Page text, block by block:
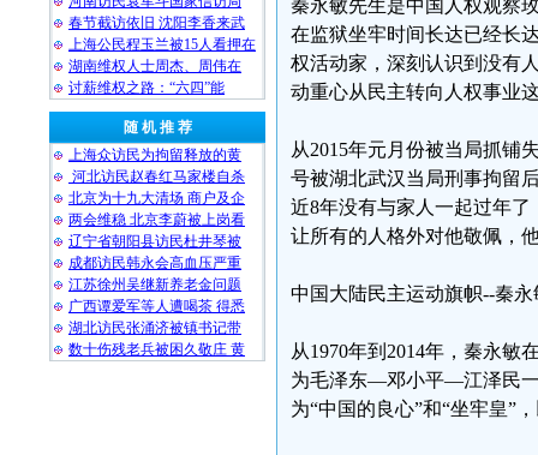
春节截访依旧 沈阳李香来武
上海公民程玉兰被15人看押在
湖南维权人士周杰、周伟在
讨薪维权之路：“六四”能
随 机 推 荐
上海众访民为拘留释放的黄
河北访民赵春红马家楼自杀
北京为十九大清场 商户及企
两会维稳 北京李蔚被上岗看
辽宁省朝阳县访民杜井琴被
成都访民韩永会高血压严重
江苏徐州吴继新养老金问题
广西谭爱军等人遭喝茶 得悉
湖北访民张涌济被镇书记带
数十伤残老兵被困久敬庄 黄
秦永敏先生是中国人权观察
在监狱坐牢时间长达已经长
权活动家，深刻认识到没有
动重心从民主转向人权事业
从2015年元月份被当局抓铺
号被湖北武汉当局刑事拘留
近8年没有与家人一起过年
让所有的人格外对他敬佩，
中国大陆民主运动旗帜--秦
从1970年到2014年，秦永敏
为毛泽东—邓小平—江泽民一
为“中国的良心”和“坐牢皇”